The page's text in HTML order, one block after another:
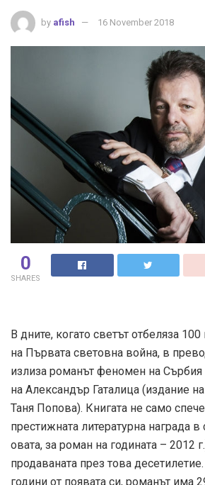
by afish 16 November 2018
0
SHARES
В дните, когато светът отбеляза
на Първата световна война, в
излиза романът феномен на Сърбия
на Александър Гаталица (издание
Таня Попова). Книгата не само
престижната литературна награда
овата, за роман на годината – 2012
продаваната през това
години от появата си, романът има